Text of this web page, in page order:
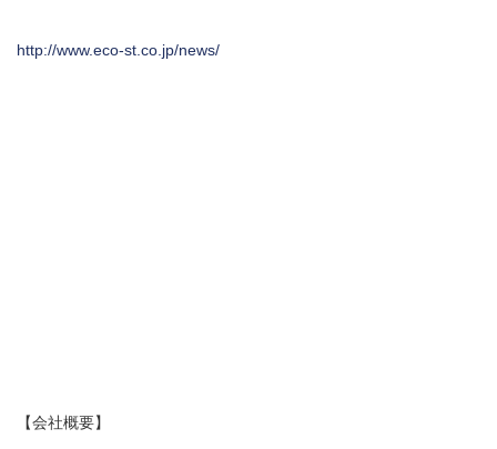
http://www.eco-st.co.jp/news/
【会社概要】